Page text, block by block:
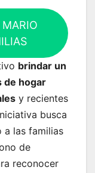
brindar un
de hogar
y recientes
busca
a las familias
de
reconocer